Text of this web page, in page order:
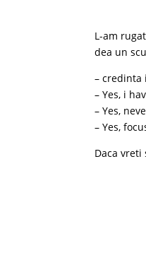
L-am
dea un
– credinta
– Yes, i
– Yes,
– Yes,
Daca